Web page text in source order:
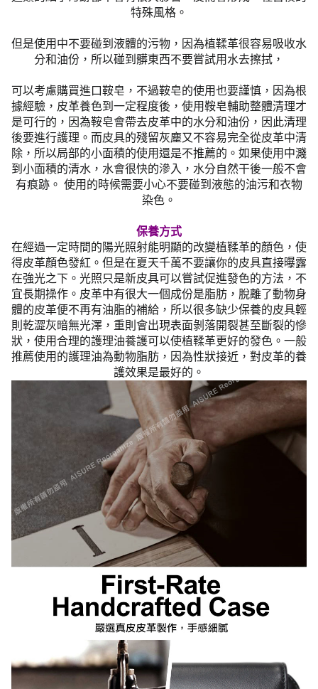
特殊風格。
但是使用中不要碰到液體的污物，因為植鞣革很容易吸收水
分和油份，所以碰到髒東西不要嘗試用水去擦拭，
可以考慮購買進口鞍皂，不過鞍皂的使用也要謹慎，因為根
據經驗，皮革養色到一定程度後，使用鞍皂輔助整體清理才
是可行的，因為鞍皂會帶去皮革中的水分和油份，因此清理
後要進行護理。而皮具的殘留灰塵又不容易完全從皮革中清
除，所以局部的小面積的使用還是不推薦的。如果使用中濺
到小面積的清水，水會很快的滲入，水分自然干後一般不會
有痕跡。 使用的時候需要小心不要碰到液態的油污和衣物
染色。
保養方式
在經過一定時間的陽光照射能明顯的改變植鞣革的顏色，使
得皮革顏色發紅。但是在夏天千萬不要讓你的皮具直接曝露
在強光之下。光照只是新皮具可以嘗試促進發色的方法，不
宜長期操作。皮革中有很大一個成份是脂肪，脫離了動物身
體的皮革便不再有油脂的補給，所以很多缺少保養的皮具輕
則乾澀灰暗無光澤，重則會出現表面剝落開裂甚至斷裂的慘
狀，使用合理的護理油養護可以使植鞣革更好的發色。一般
推薦使用的護理油為動物脂肪，因為性狀接近，對皮革的養
護效果是最好的。